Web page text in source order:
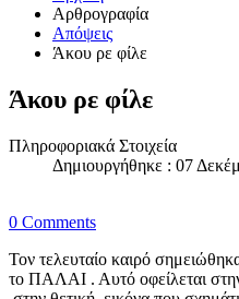
Αρθρογραφία
Απόψεις
Άκου ρε φίλε
Άκου ρε φίλε
Πληροφοριακά Στοιχεία
Δημιουργήθηκε : 07
0 Comments
Τον τελευταίο καιρό
το ΠΑΛΑΙ . Αυτό οφείλεται